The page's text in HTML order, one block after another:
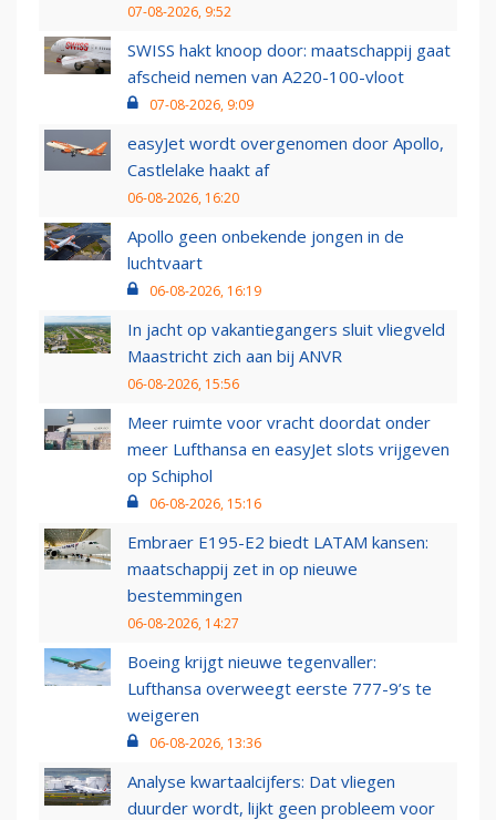
07-08-2026, 9:52
SWISS hakt knoop door: maatschappij gaat
afscheid nemen van A220-100-vloot
07-08-2026, 9:09
easyJet wordt overgenomen door Apollo,
Castlelake haakt af
06-08-2026, 16:20
Apollo geen onbekende jongen in de
luchtvaart
06-08-2026, 16:19
In jacht op vakantiegangers sluit vliegveld
Maastricht zich aan bij ANVR
06-08-2026, 15:56
Meer ruimte voor vracht doordat onder
meer Lufthansa en easyJet slots vrijgeven
op Schiphol
06-08-2026, 15:16
Embraer E195-E2 biedt LATAM kansen:
maatschappij zet in op nieuwe
bestemmingen
06-08-2026, 14:27
Boeing krijgt nieuwe tegenvaller:
Lufthansa overweegt eerste 777-9’s te
weigeren
06-08-2026, 13:36
Analyse kwartaalcijfers: Dat vliegen
duurder wordt, lijkt geen probleem voor